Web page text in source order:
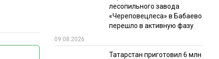
СУШКА ДРЕВЕСИНЫ
лесопильного завода
«Череповецлеса» в Бабаево
перешло в активную фазу
09.08.2026
Татарстан приготовил 6 млн